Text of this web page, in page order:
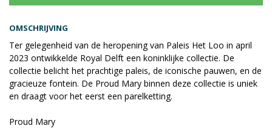
OMSCHRIJVING
Ter gelegenheid van de heropening van Paleis Het Loo in april
2023 ontwikkelde Royal Delft een koninklijke collectie. De
collectie belicht het prachtige paleis, de iconische pauwen, en de
gracieuze fontein. De Proud Mary binnen deze collectie is uniek
en draagt voor het eerst een parelketting.
Proud Mary